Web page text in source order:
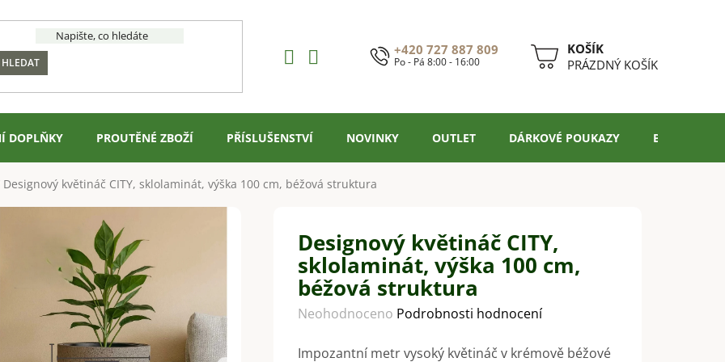
HLEDAT
+420 727 887 809
Po - Pá 8:00 - 16:00
NÁKUPNÍPRÁZDNÝ KOŠÍK
DOPLŇKY PROUTĚNÉ ZBOŽÍ PŘÍSLUŠENSTVÍ NOVINKY OUTLET DÁRKOVÉ POUKAZY BLOG
Designový květináč CITY, sklolaminát, výška 100 cm, béžová struktura
Designový květináč CITY,
sklolaminát, výška 100 cm,
béžová struktura
Průměrné
produktu
Neohodnoceno Podrobnosti hodnocení
Impozantní metr vysoký květináč v krémově béžové